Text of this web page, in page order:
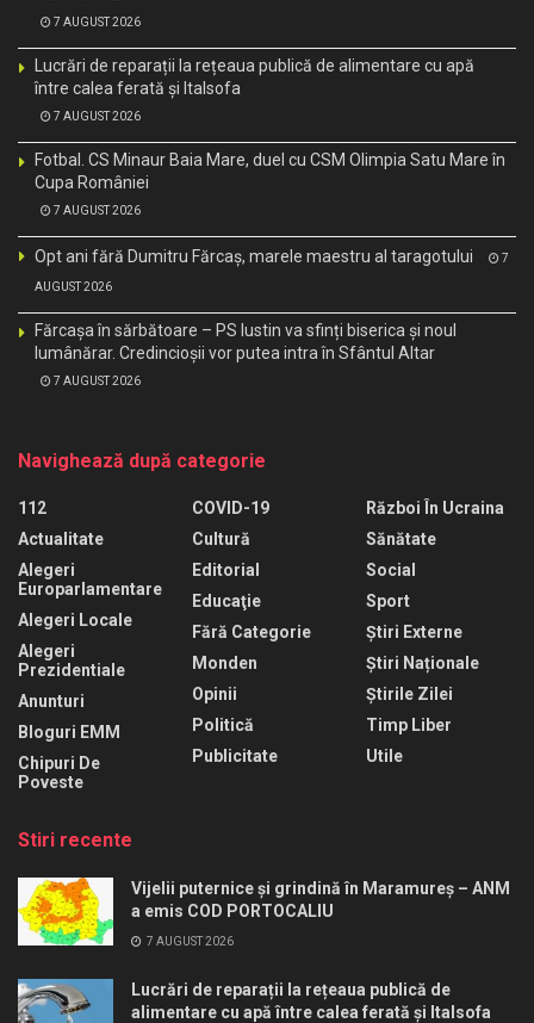
7 AUGUST 2026
Lucrări de reparații la rețeaua publică de alimentare cu apă
între calea ferată și Italsofa
7 AUGUST 2026
Fotbal. CS Minaur Baia Mare, duel cu CSM Olimpia Satu Mare în
Cupa României
7 AUGUST 2026
Opt ani fără Dumitru Fărcaș, marele maestru al taragotului 7
AUGUST 2026
Fărcașa în sărbătoare – PS Iustin va sfinți biserica și noul
lumânărar. Credincioșii vor putea intra în Sfântul Altar
7 AUGUST 2026
Navighează după categorie
112
Actualitate
Alegeri
Europarlamentare
Alegeri Locale
Alegeri
Prezidentiale
Anunturi
Bloguri EMM
Chipuri De
Poveste
COVID-19
Cultură
Editorial
Educaţie
Fără Categorie
Monden
Opinii
Politică
Publicitate
Război În Ucraina
Sănătate
Social
Sport
Știri Externe
Știri Naționale
Știrile Zilei
Timp Liber
Utile
Stiri recente
Vijelii puternice și grindină în Maramureș – ANM
a emis COD PORTOCALIU
7 AUGUST 2026
Lucrări de reparații la rețeaua publică de
alimentare cu apă între calea ferată și Italsofa